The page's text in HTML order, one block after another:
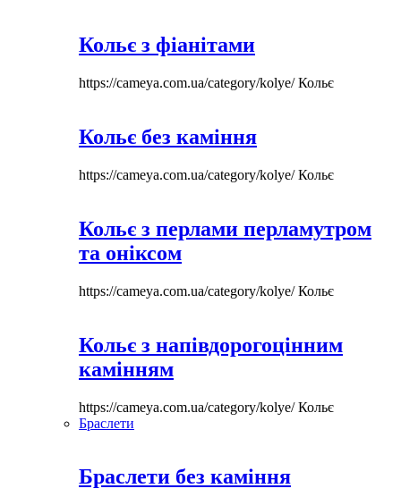
Кольє з фіанітами
https://cameya.com.ua/category/kolye/Кольє
Кольє без каміння
https://cameya.com.ua/category/kolye/Кольє
Кольє з перлами перламутром
та оніксом
https://cameya.com.ua/category/kolye/Кольє
Кольє з напівдорогоцінним
камінням
https://cameya.com.ua/category/kolye/Кольє
Браслети
Браслети без каміння